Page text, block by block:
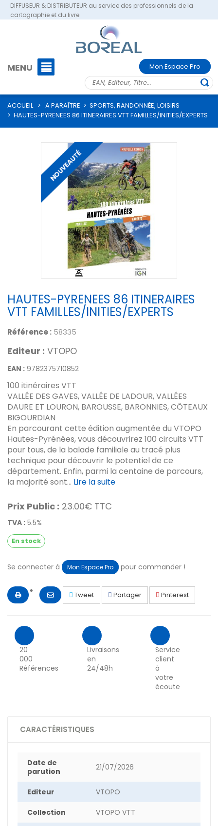
DIFFUSEUR & DISTRIBUTEUR au service des professionnels de la
cartographie et du livre
MENU Mon Espace Pro
ACCUEIL > A PARAÎTRE > SPORTS, RANDONNÉE, LOISIRS
> HAUTES-PYRENEES 86 ITINERAIRES VTT FAMILLES/INITIES/EXPERTS
HAUTES-PYRENEES 86 ITINERAIRES
VTT FAMILLES/INITIES/EXPERTS
Référence : 58335
Editeur : VTOPO
EAN : 9782375710852
100 itinéraires VTT
VALLÉE DES GAVES, VALLÉE DE LADOUR, VALLÉES
DAURE ET LOURON, BAROUSSE, BARONNIES, CÔTEAUX
BIGOURDIAN
En parcourant cette édition augmentée du VTOPO
Hautes-Pyrénées, vous découvrirez 100 circuits VTT
pour tous, de la balade familiale au tracé plus
technique pour découvrir le potentiel de ce
département. Enfin, parmi la centaine de parcours,
la majorité sont... Lire la suite
Prix Public : 23.00€ TTC
TVA : 5.5%
En stock
Se connecter à Mon Espace Pro pour commander !
Tweet Partager Pinterest
20
000
Références
Livraisons
en
24/48h
Service
client
à
votre
écoute
CARACTÉRISTIQUES
Date de
parution
21/07/2026
Editeur VTOPO
Collection VTOPO VTT